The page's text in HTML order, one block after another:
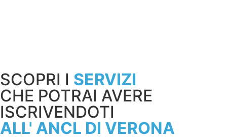
SCOPRI I SERVIZI
CHE POTRAI AVERE
ISCRIVENDOTI
ALL' ANCL DI VERONA